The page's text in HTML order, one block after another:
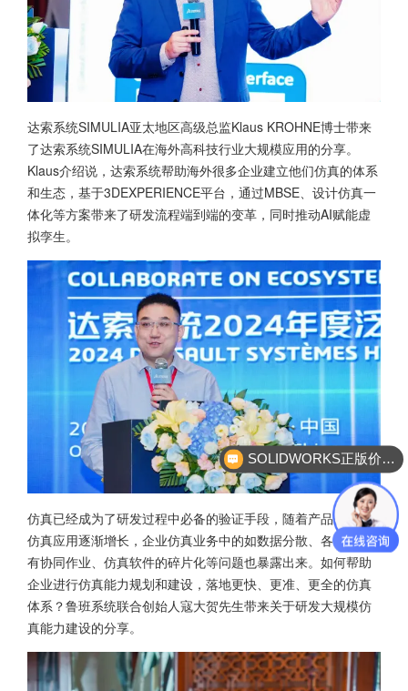
达索系统SIMULIA亚太地区高级总监Klaus KROHNE博士带来
了达索系统SIMULIA在海外高科技行业大规模应用的分享。
Klaus介绍说，达索系统帮助海外很多企业建立他们仿真的体系
和生态，基于3DEXPERIENCE平台，通过MBSE、设计仿真一
体化等方案带来了研发流程端到端的变革，同时推动AI赋能虚
拟孪生。
仿真已经成为了研发过程中必备的验证手段，随着产品创新中
仿真应用逐渐增长，企业仿真业务中的如数据分散、各专业没
有协同作业、仿真软件的碎片化等问题也暴露出来。如何帮助
企业进行仿真能力规划和建设，落地更快、更准、更全的仿真
体系？鲁班系统联合创始人寇大贺先生带来关于研发大规模仿
真能力建设的分享。
企业服务咨询